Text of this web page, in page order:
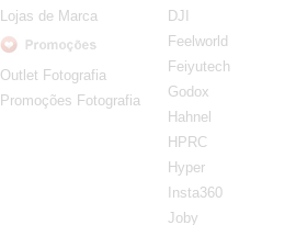
Lojas de Marca
Outlet Fotografia
Promoções Fotografia
DJI
Feelworld
Feiyutech
Godox
Hahnel
HPRC
Hyper
Insta360
Joby